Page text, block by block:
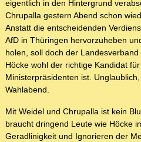
eigentlich in den Hintergrund
Chrupalla gestern Abend schon
Anstatt die entscheidenden
AfD in Thüringen hervorzuheben
holen, soll doch der
Höcke wohl der richtige Kandidat
Ministerpräsidenten ist.
Wahlabend.
Mit Weidel und Chrupalla ist kein
braucht dringend Leute wie Höcke
Geradlinigkeit und Ignorieren der